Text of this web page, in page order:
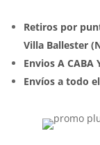
Retiros por
Villa Ballester
Envios A
Envíos a todo